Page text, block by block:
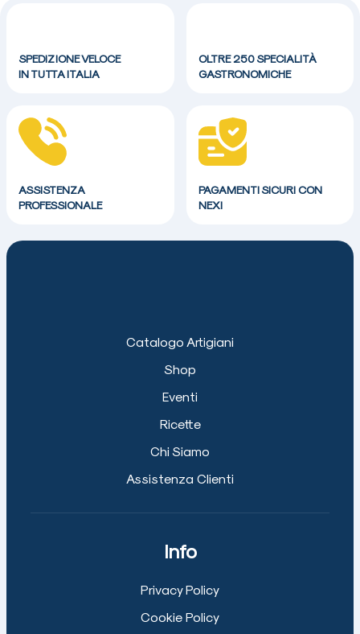
SPEDIZIONE VELOCE
IN TUTTA ITALIA
OLTRE 250 SPECIALITÀ
GASTRONOMICHE
ASSISTENZA
PROFESSIONALE
PAGAMENTI SICURI CON
NEXI
Catalogo Artigiani
Shop
Eventi
Ricette
Chi Siamo
Assistenza Clienti
Info
Privacy Policy
Cookie Policy